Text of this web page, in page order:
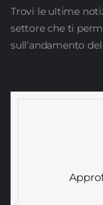
Trovi le ultime
settore che ti
sull’andamento